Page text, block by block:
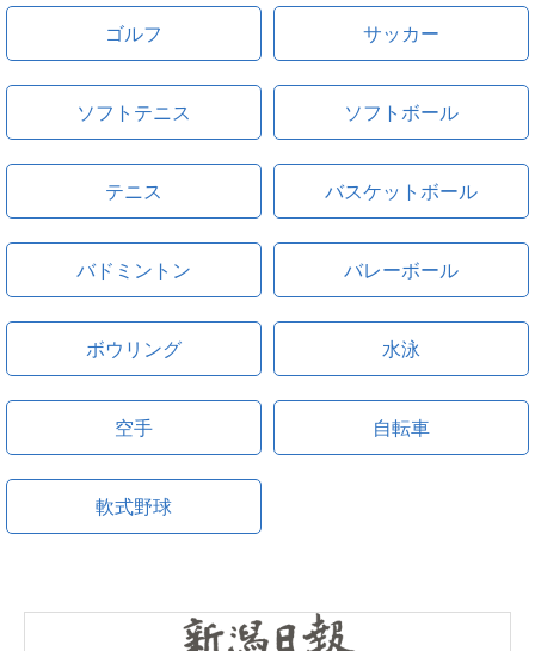
ゴルフ サッカー
ソフトテニス ソフトボール
テニス バスケットボール
バドミントン バレーボール
ボウリング 水泳
空手 自転車
軟式野球